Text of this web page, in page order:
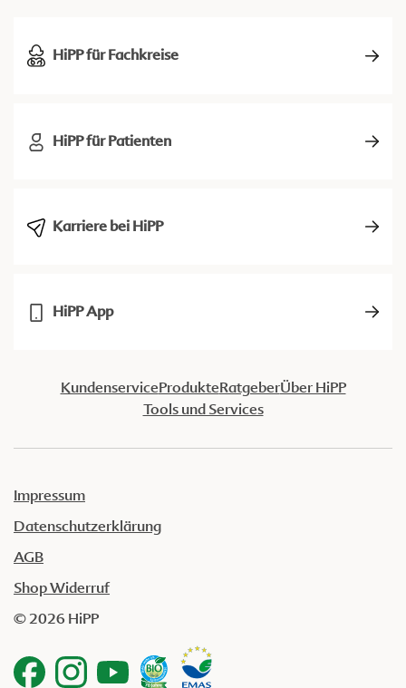
HiPP für Fachkreise
HiPP für Patienten
Karriere bei HiPP
HiPP App
KundenserviceProdukteRatgeberÜber HiPP
Tools und Services
Impressum
Datenschutzerklärung
AGB
Shop Widerruf
© 2026 HiPP